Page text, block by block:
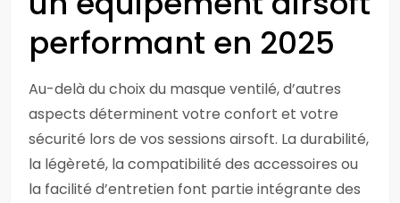
performant en 2025
Au-delà du choix du masque ventilé, d’autres
aspects déterminent votre confort et votre
sécurité lors de vos sessions airsoft. La durabilité,
la légèreté, la compatibilité des accessoires ou
la facilité d’entretien font partie intégrante des